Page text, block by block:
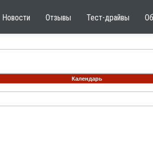
Новости Отзывы Тест-драйвы
Календарь